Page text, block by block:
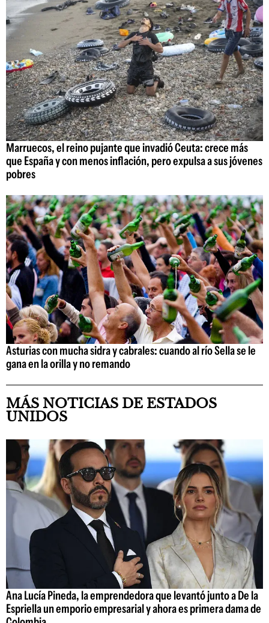
Marruecos, el reino pujante que invadió Ceuta: crece más
que España y con menos inflación, pero expulsa a sus jóvenes
pobres
Asturias con mucha sidra y cabrales: cuando al río Sella se le
gana en la orilla y no remando
MÁS NOTICIAS DE ESTADOS
UNIDOS
Ana Lucía Pineda, la emprendedora que levantó junto a De la
Espriella un emporio empresarial y ahora es primera dama de